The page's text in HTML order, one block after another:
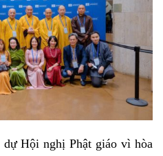
Hội nghị Phật giáo vì hòa